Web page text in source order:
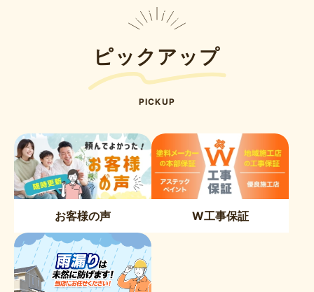
ピックアップ
PICKUP
お客様の声 W工事保証